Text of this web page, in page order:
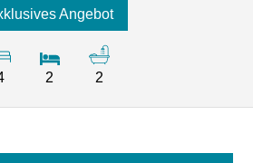
Angebot
2 2